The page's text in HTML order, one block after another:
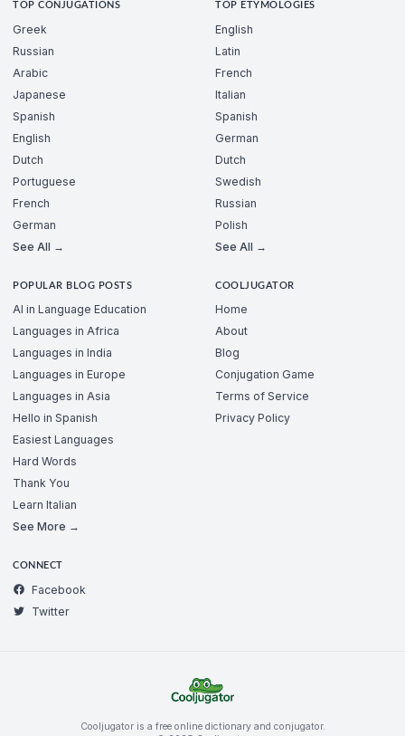
TOP CONJUGATIONS
Greek
Russian
Arabic
Japanese
Spanish
English
Dutch
Portuguese
French
German
See All →
TOP ETYMOLOGIES
English
Latin
French
Italian
Spanish
German
Dutch
Swedish
Russian
Polish
See All →
POPULAR BLOG POSTS
AI in Language Education
Languages in Africa
Languages in India
Languages in Europe
Languages in Asia
Hello in Spanish
Easiest Languages
Hard Words
Thank You
Learn Italian
See More →
COOLJUGATOR
Home
About
Blog
Conjugation Game
Terms of Service
Privacy Policy
CONNECT
Facebook
Twitter
Cooljugator is a free online dictionary and conjugator.